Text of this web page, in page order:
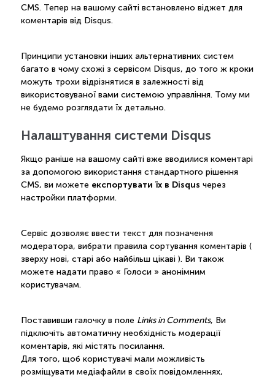
CMS. Тепер на вашому сайті встановлено віджет для
коментарів від Disqus.
Принципи установки інших альтернативних систем
багато в чому схожі з сервісом Disqus, до того ж кроки
можуть трохи відрізнятися в залежності від
використовуваної вами системою управління. Тому ми
не будемо розглядати їх детально.
Налаштування системи Disqus
Якщо раніше на вашому сайті вже вводилися коментарі
за допомогою використання стандартного рішення
CMS, ви можете експортувати їх в Disqus через
настройки платформи.
Сервіс дозволяє ввести текст для позначення
модератора, вибрати правила сортування коментарів (
зверху нові, старі або найбільш цікаві ). Ви також
можете надати право « Голоси » анонімним
користувачам.
Поставивши галочку в поле Links in Comments, Ви
підключіть автоматичну необхідність модерації
коментарів, які містять посилання.
Для того, щоб користувачі мали можливість
розміщувати медіафайли в своїх повідомленнях,